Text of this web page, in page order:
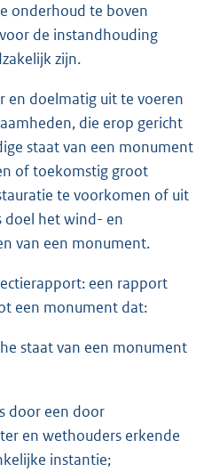
onderhoud te boven
de instandhouding
zijn.
en doelmatig uit te voeren
die erop gericht
staat van een monument
of toekomstig groot
te voorkomen of uit
doel het wind- en
van een monument.
een rapport
een monument dat:
staat van een monument
door een door
en wethouders erkende
instantie;